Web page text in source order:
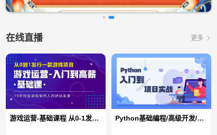
在线直播 更多
游戏运营-基础课程 从0-1发行一款游戏项目 Python基础编程/高级开发/全栈开发/爬虫/数据分析